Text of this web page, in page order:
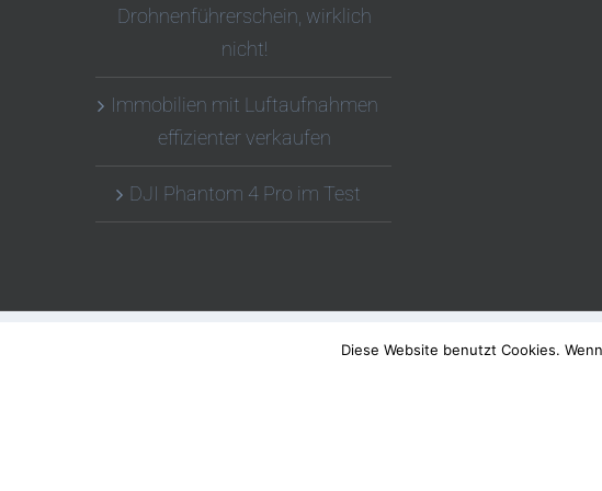
Drohnenführerschein, wirklich
nicht!
Immobilien mit Luftaufnahmen
effizienter verkaufen
DJI Phantom 4 Pro im Test
© Copyright 2016 - 2026
Diese Website benutzt Cookies.